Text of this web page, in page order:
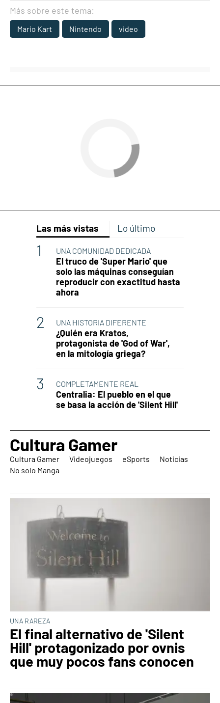
Más sobre este tema:
Mario Kart Nintendo video
Las más vistas Lo último
UNA COMUNIDAD DEDICADA
El truco de 'Super Mario' que
solo las máquinas conseguían
reproducir con exactitud hasta
ahora
UNA HISTORIA DIFERENTE
¿Quién era Kratos,
protagonista de 'God of War',
en la mitología griega?
COMPLETAMENTE REAL
Centralia: El pueblo en el que
se basa la acción de 'Silent Hill'
Cultura Gamer
Cultura Gamer Videojuegos eSports
Noticias
No solo Manga
UNA RAREZA
El final alternativo de 'Silent
Hill' protagonizado por ovnis
que muy pocos fans conocen